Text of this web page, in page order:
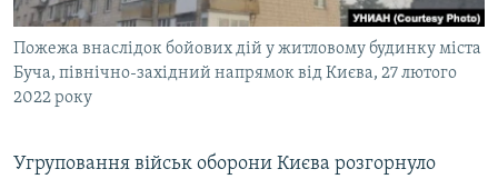
КРИМ РЕАЛІЇ
РУС
КТАТ
Пожежа внаслідок бойових дій у житловому будинку міста
Буча, північно-західний напрямок від Києва, 27 лютого
2022 року
Угруповання військ оборони Києва розгорнуло